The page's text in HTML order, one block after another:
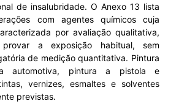
de insalubridade. O Anexo 13 lista
com agentes químicos cuja
por avaliação qualitativa,
a exposição habitual, sem
de medição quantitativa. Pintura
automotiva, pintura a pistola e
vernizes, esmaltes e solventes
previstas.